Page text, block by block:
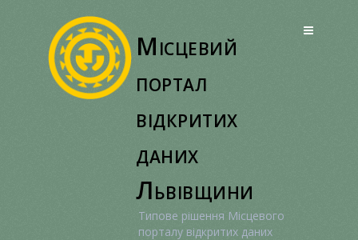
Місцевий
портал
відкритих
даних
Львівщини
Типове рішення Місцевого
порталу відкритих даних